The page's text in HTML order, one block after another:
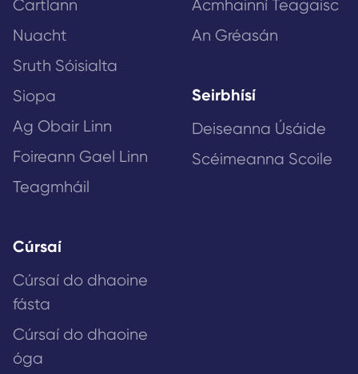
Cartlann
Nuacht
Sruth Sóisialta
Siopa
Ag Obair Linn
Foireann Gael Linn
Teagmháil
Acmhainní Teagaisc
An Gréasán
Seirbhísí
Deiseanna Úsáide
Scéimeanna Scoile
Cúrsaí
Cúrsaí do dhaoine
fásta
Cúrsaí do dhaoine
óga